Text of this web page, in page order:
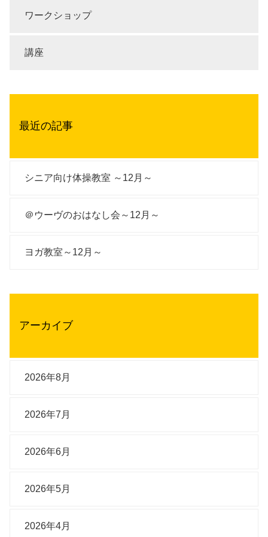
ワークショップ
講座
最近の記事
シニア向け体操教室 ～12月～
＠ウーヴのおはなし会～12月～
ヨガ教室～12月～
アーカイブ
2026年8月
2026年7月
2026年6月
2026年5月
2026年4月